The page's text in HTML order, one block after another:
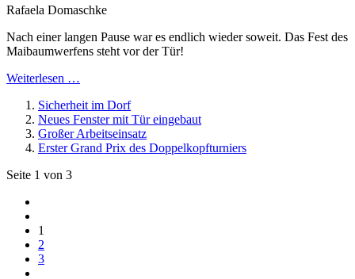
Rafaela Domaschke
Nach einer langen Pause war es endlich wieder soweit. Das Fest des
Maibaumwerfens steht vor der Tür!
Weiterlesen …
Sicherheit im Dorf
Neues Fenster mit Tür eingebaut
Großer Arbeitseinsatz
Erster Grand Prix des Doppelkopfturniers
Seite 1 von 3
1
2
3